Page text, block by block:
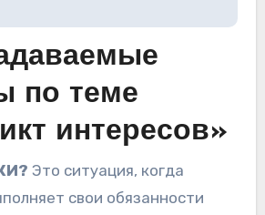
по теме
интересов»
Это ситуация, когда
свои обязанности